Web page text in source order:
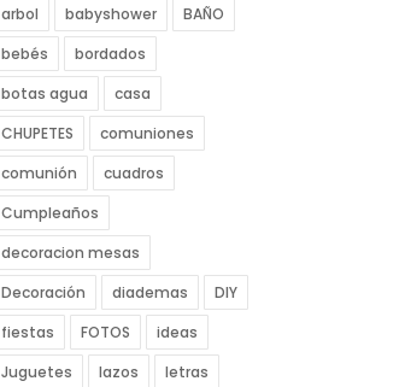
arbol
babyshower
BAÑO
bebés
bordados
botas agua
casa
CHUPETES
comuniones
comunión
cuadros
Cumpleaños
decoracion mesas
Decoración
diademas
DIY
fiestas
FOTOS
ideas
Juguetes
lazos
letras